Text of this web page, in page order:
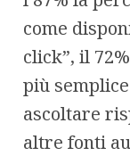
come
click”, il
più
ascoltare
altre fonti